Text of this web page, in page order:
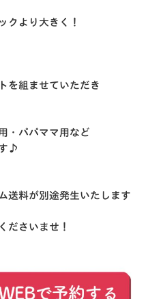
クより大きく！
を組ませていただき
・パパママ用など
♪
送料が別途発生いたします
ださいませ！